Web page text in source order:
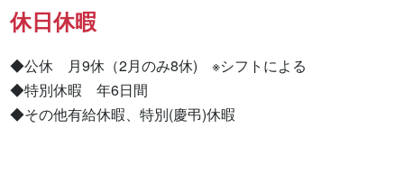
休日休暇
◆公休　月9休（2月のみ8休)　※シフトによる
◆特別休暇　年6日間
◆その他有給休暇、特別(慶弔)休暇